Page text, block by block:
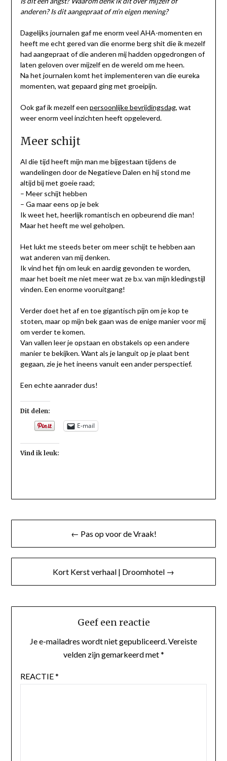
anderen? Is dit aangepraat of m’n eigen mening?
Dagelijks journalen gaf me enorm veel AHA-momenten en
heeft me echt gered van die enorme berg shit die ik mezelf
had aangepraat of die anderen mij hadden opgedrongen of
laten geloven over mijzelf en de wereld om me heen.
Na het journalen komt het implementeren van die eureka
momenten, wat gepaard ging met groeipijn.
Ook gaf ik mezelf een persoonlijke bevrijdingsdag, wat
weer enorm veel inzichten heeft opgeleverd.
Meer schijt
Al die tijd heeft mijn man me bijgestaan tijdens de
wandelingen door de Negatieve Dalen en hij stond me
altijd bij met goeie raad;
– Meer schijt hebben
– Ga maar eens op je bek
Ik weet het, heerlijk romantisch en opbeurend die man!
Maar het heeft me wel geholpen.
Het lukt me steeds beter om meer schijt te hebben aan
wat anderen van mij denken.
Ik vind het fijn om leuk en aardig gevonden te worden,
maar het boeit me niet meer wat ze b.v. van mijn kledingstijl
vinden. Een enorme vooruitgang!
Verder doet het af en toe gigantisch pijn om je kop te
stoten, maar op mijn bek gaan was de enige manier voor mij
om verder te komen.
Van vallen leer je opstaan en obstakels op een andere
manier te bekijken. Want als je languit op je plaat bent
gegaan, zie je het ineens vanuit een ander perspectief.
Een echte aanrader dus!
Dit delen:
E-mail
Vind ik leuk:
Bericht
navigatie
← Pas op voor de Vraak!
Kort Kerst verhaal | Droomhotel →
Geef een reactie
Je e-mailadres wordt niet gepubliceerd.Vereiste
velden zijn gemarkeerd met*
REACTIE*